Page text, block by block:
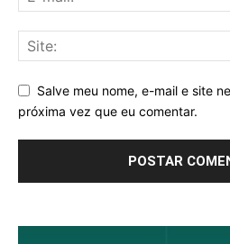
Salve meu nome, e-mail e site
próxima vez que eu comentar.